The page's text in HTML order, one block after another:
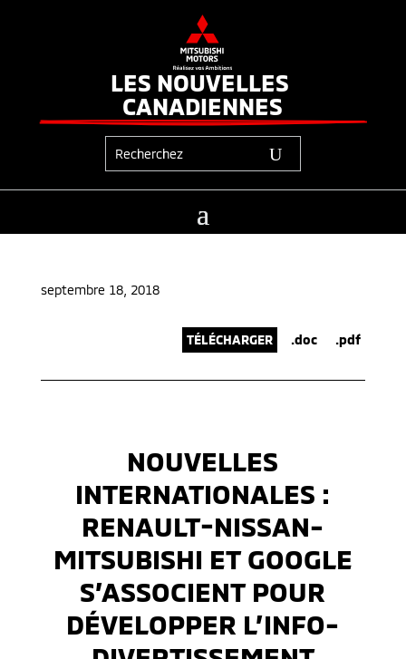
LES NOUVELLES
CANADIENNES
septembre 18, 2018
TÉLÉCHARGER .doc .pdf
NOUVELLES
INTERNATIONALES :
RENAULT-NISSAN-
MITSUBISHI ET GOOGLE
S’ASSOCIENT POUR
DÉVELOPPER L’INFO-